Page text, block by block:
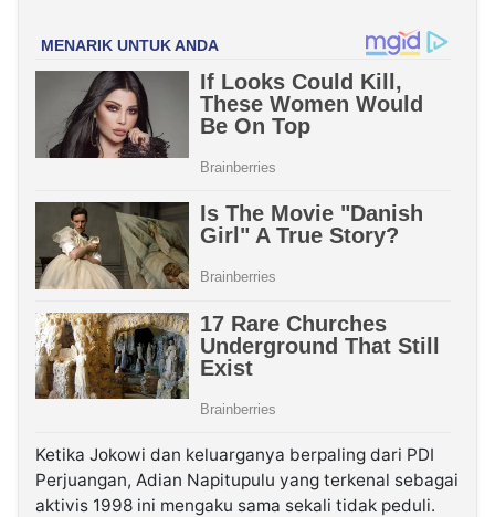
Ketika Jokowi dan keluarganya berpaling dari PDI
Perjuangan, Adian Napitupulu yang terkenal sebagai
aktivis 1998 ini mengaku sama sekali tidak peduli.